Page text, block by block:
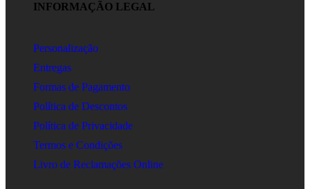
INFORMAÇÃO LEGAL
Personalização
Entregas
Formas de Pagamento
Política de Descontos
Política de Privacidade
Termos e Condições
Livro de Reclamações Online